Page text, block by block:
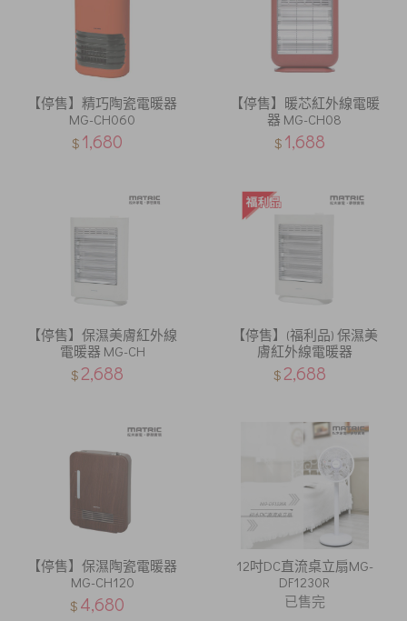
【停售】精巧陶瓷電暖器
MG-CH060
$ 1,680
【停售】暖芯紅外線電暖
器 MG-CH08
$ 1,688
【停售】保濕美膚紅外線
電暖器 MG-CH
$ 2,688
【停售】(福利品) 保濕美
膚紅外線電暖器
$ 2,688
【停售】保濕陶瓷電暖器
MG-CH120
$ 4,680
12吋DC直流桌立扇MG-
DF1230R
已售完